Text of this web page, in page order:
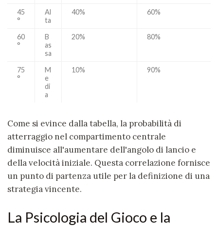
45
°
Al
ta
40% 60%
60
°
B
as
sa
20% 80%
75
°
M
e
di
a
10% 90%
Come si evince dalla tabella, la probabilità di
atterraggio nel compartimento centrale
diminuisce all'aumentare dell'angolo di lancio e
della velocità iniziale. Questa correlazione fornisce
un punto di partenza utile per la definizione di una
strategia vincente.
La Psicologia del Gioco e la